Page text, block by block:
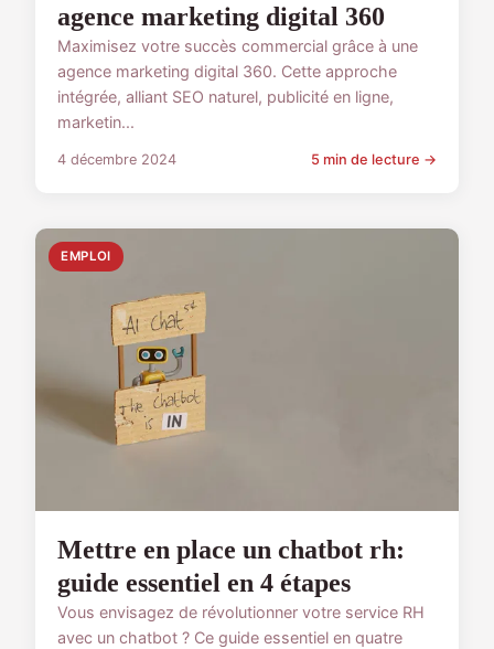
agence marketing digital 360
Maximisez votre succès commercial grâce à une
agence marketing digital 360. Cette approche
intégrée, alliant SEO naturel, publicité en ligne,
marketin...
4 décembre 2024 5 min de lecture →
EMPLOI
Mettre en place un chatbot rh:
guide essentiel en 4 étapes
Vous envisagez de révolutionner votre service RH
avec un chatbot ? Ce guide essentiel en quatre